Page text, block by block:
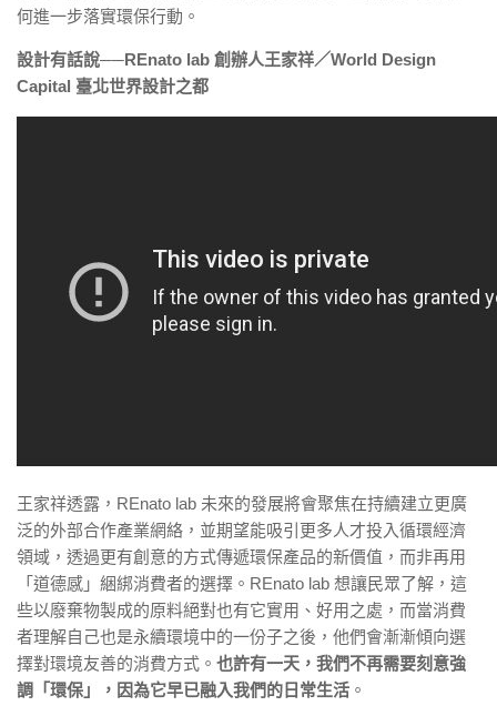
何進一步落實環保行動。
設計有話說──REnato lab 創辦人王家祥／World Design
Capital 臺北世界設計之都
王家祥透露，REnato lab 未來的發展將會聚焦在持續建立更廣
泛的外部合作產業網絡，並期望能吸引更多人才投入循環經濟
領域，透過更有創意的方式傳遞環保產品的新價值，而非再用
「道德感」綑綁消費者的選擇。REnato lab 想讓民眾了解，這
些以廢棄物製成的原料絕對也有它實用、好用之處，而當消費
者理解自己也是永續環境中的一份子之後，他們會漸漸傾向選
擇對環境友善的消費方式。 也許有一天，我們不再需要刻意強
調「環保」，因為它早已融入我們的日常生活 。